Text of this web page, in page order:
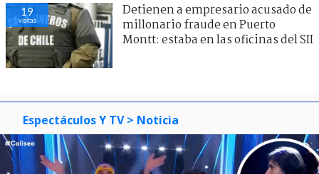
19
visitas
Detienen a empresario acusado de
millonario fraude en Puerto
Montt: estaba en las oficinas del SII
Espectáculos Y TV > Noticia